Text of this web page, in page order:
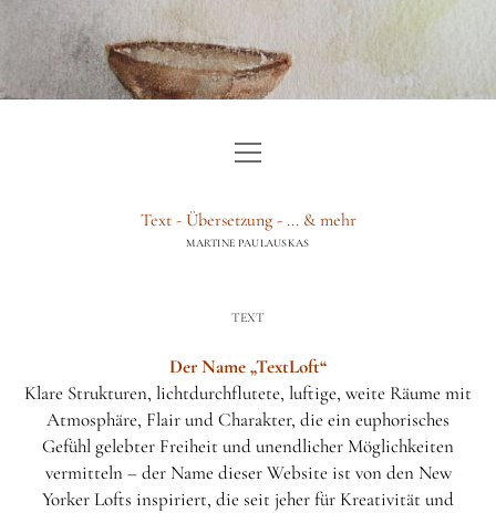
HOME
ÜBER
BLOG
Menü
öffnen
Text - Übersetzung - ... & mehr
MARTINE PAULAUSKAS
TEXT
Der Name „TextLoft“
Klare Strukturen, lichtdurchflutete, luftige, weite Räume mit
Atmosphäre, Flair und Charakter, die ein euphorisches
Gefühl gelebter Freiheit und unendlicher Möglichkeiten
vermitteln – der Name dieser Website ist von den New
Yorker Lofts inspiriert, die seit jeher für Kreativität und